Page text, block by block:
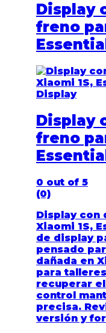
Display
freno
Display
Display
freno
0 out of 5
(0)
Display con
Xiaomi 1S,
de display
pensado
dañada en
para
recuperar
control
precisa.
versión y